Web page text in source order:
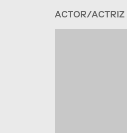
ACTOR/ACTRIZ